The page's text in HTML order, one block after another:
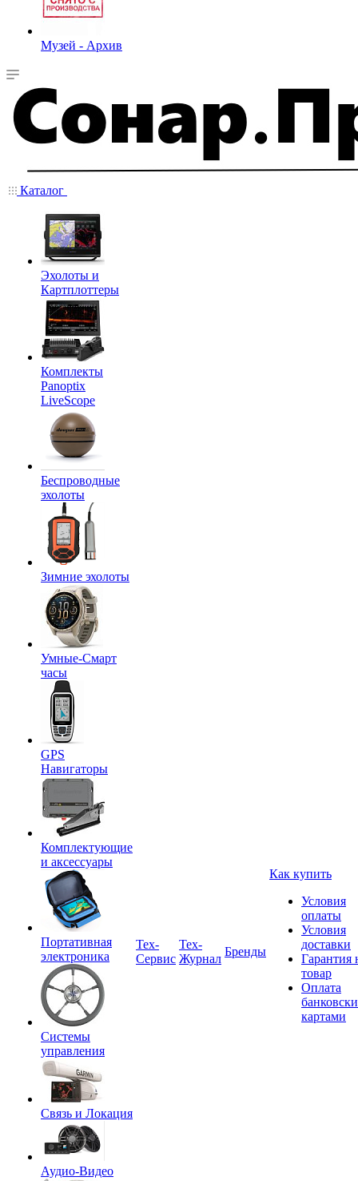
Музей - Архив
Каталог
Эхолоты и
Картплоттеры
Комплекты
Panoptix
LiveScope
Беспроводные
эхолоты
Зимние эхолоты
Умные-Смарт
часы
GPS
Навигаторы
Комплектующие
и аксессуары
Портативная
электроника
Системы
управления
Связь и Локация
Аудио-Видео
Tex-
Сервис
Тех-
Журнал
Бренды
Как купить
Условия
оплаты
Условия
доставки
Гарантия
товар
Оплата
картами